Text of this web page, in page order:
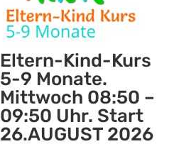
Eltern-Kind-Kurs
5-9 Monate.
Mittwoch 08:50 –
09:50 Uhr. Start
26.AUGUST 2026